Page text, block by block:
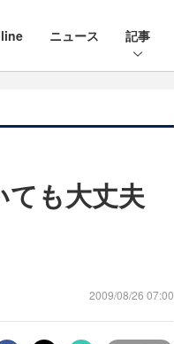
ニュース 記事
も大丈夫
2009/08/26 07:00